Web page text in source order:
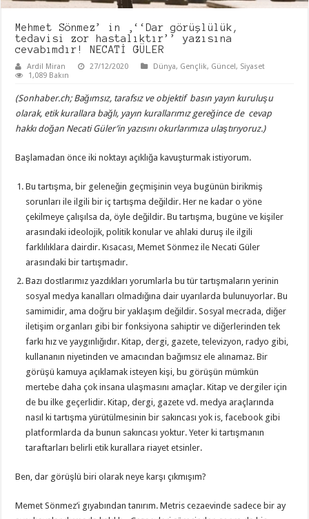
Mehmet Sönmez’ in ‚‘‘Dar görüşlülük,
tedavisi zor hastalıktır’’ yazısına
cevabımdır! NECATİ GÜLER
Ardil Miran 27/12/2020 Dünya, Gençlik, Güncel, Siyaset
1,089 Bakın
(Sonhaber.ch; Bağımsız, tarafsız ve objektif basın yayın kuruluşu
olarak, etik kurallara bağlı, yayın kurallarımız gereğince de cevap
hakkı doğan Necati Güler’in yazısını okurlarımıza ulaştırıyoruz.)
Başlamadan önce iki noktayı açıklığa kavuşturmak istiyorum.
Bu tartışma, bir geleneğin geçmişinin veya bugünün birikmiş
sorunları ile ilgili bir iç tartışma değildir. Her ne kadar o yöne
çekilmeye çalışılsa da, öyle değildir. Bu tartışma, bugüne ve kişiler
arasındaki ideolojik, politik konular ve ahlaki duruş ile ilgili
farklılıklara dairdir. Kısacası, Memet Sönmez ile Necati Güler
arasındaki bir tartışmadır.
Bazı dostlarımız yazdıkları yorumlarla bu tür tartışmaların yerinin
sosyal medya kanalları olmadığına dair uyarılarda bulunuyorlar. Bu
samimidir, ama doğru bir yaklaşım değildir. Sosyal mecrada, diğer
iletişim organları gibi bir fonksiyona sahiptir ve diğerlerinden tek
farkı hız ve yaygınlığıdır. Kitap, dergi, gazete, televizyon, radyo gibi,
kullananın niyetinden ve amacından bağımsız ele alınamaz. Bir
görüşü kamuya açıklamak isteyen kişi, bu görüşün mümkün
mertebe daha çok insana ulaşmasını amaçlar. Kitap ve dergiler için
de bu ilke geçerlidir. Kitap, dergi, gazete vd. medya araçlarında
nasıl ki tartışma yürütülmesinin bir sakıncası yok is, facebook gibi
platformlarda da bunun sakıncası yoktur. Yeter ki tartışmanın
taraftarları belirli etik kurallara riayet etsinler.
Ben, dar görüşlü biri olarak neye karşı çıkmışım?
Memet Sönmez’i gıyabından tanırım. Metris cezaevinde sadece bir ay